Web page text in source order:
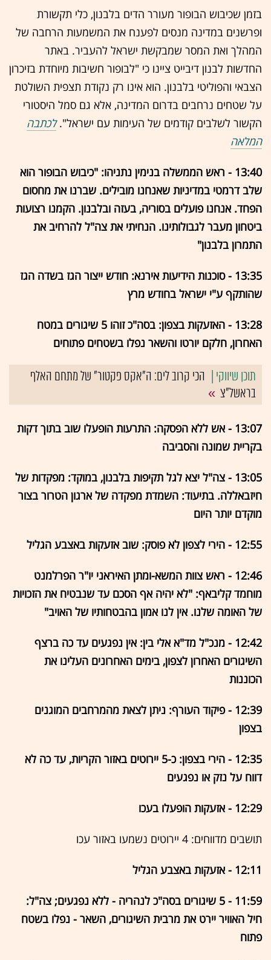
בזמן שכיבוש הבופור מעורר הדים בלבנון, כלי תקשורת
ופרשנים במדינה מנסים לפענח את המשמעות הרחבה של
המהלך ואת המסר שמבקשת ישראל להעביר. באתר
החדשות לבנון דיבייט ציינו כי "לבופור חשיבות מיוחדת בזיכרון
הצבאי והפוליטי בלבנון. הוא אינו רק נקודת תצפית השולטת
על שטחים נרחבים בדרום המדינה, אלא גם סמל היסטורי
הקשור לשלבים קודמים של העימות עם ישראל".לכתבה
המלאה
13:40 - ראש הממשלה בנימין נתניהו: "כיבוש הבופור הוא
שלב דרמטי במדיניות שאנחנו מובילים. שברנו את מחסום
הפחד. אנחנו פועלים בסוריה, בעזה ובלבנון. הקמנו רצועות
ביטחון מעבר לגבולותינו. הנחיתי את צה"ל להרחיב את
התמרון בלבנון"
13:35 - סוכנות הידיעות אירנא: חודש ייצור הגז בשדה הגז
שהותקף ע"י ישראל בחודש מרץ
13:28 - האזעקות בצפון: בסה"כ זוהו 5 שיגורים במטח
האחרון, חלקם יורטו והשאר נפלו בשטחים פתוחים
הכי קרוב לים: ה"אקס פקטור" של מתחם האלף
בראשל"צ
13:07 - אש ללא הפסקה: התרעות הופעלו שוב בתוך דקות
בקריית שמונה והסביבה
13:05 - צה"ל יצא לגל תקיפות בלבנון, במוקד: מפקדות של
חיזבאללה. בתיעוד: השמדת מפקדה של ארגון הטרור בצור
מוקדם יותר היום
12:55 - הירי לצפון לא פוסק: שוב אזעקות באצבע הגליל
12:46 - ראש צוות המשא-ומתן האיראני יו"ר הפרלמנט
מוחמד קליבאף: "לא יהיה אף הסכם עד שנבטיח את הזכויות
של האומה שלנו. אין לנו אמון בהבטחותיו של האויב"
12:42 - מנכ"ל מד"א אלי בין: אין נפגעים עד כה ברצף
השיגורים האחרון לצפון, בימים האחרונים העלינו את
הכוננות
12:39 - פיקוד העורף: ניתן לצאת מהמרחבים המוגנים
בצפון
12:35 - הירי בצפון: כ-5 יירוטים באזור הקריות, עד כה לא
דווח על נזק או נפגעים
12:29 - אזעקות הופעלו בעכו
תושבים מדווחים: 4 יירוטים נשמעו באזור עכו
12:11 - אזעקות באצבע הגליל
11:59 - 5 שיגורים בסה"כ לנהריה - ללא נפגעים; צה"ל:
חיל האוויר יירט את מרבית השיגורים, השאר - נפלו בשטח
פתוח